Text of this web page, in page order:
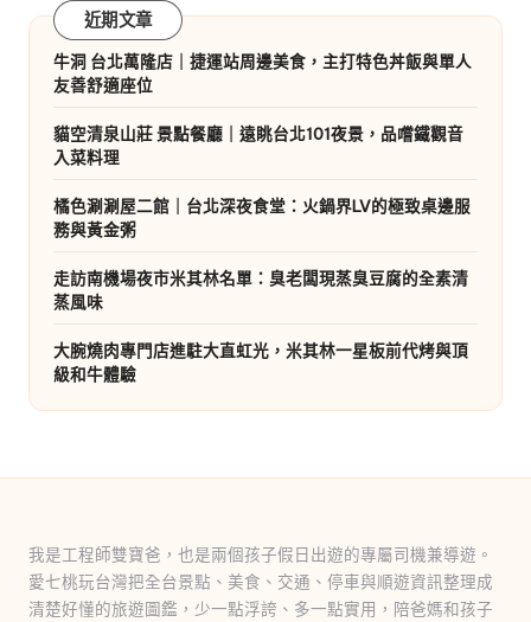
近期文章
牛洞 台北萬隆店｜捷運站周邊美食，主打特色丼飯與單人
友善舒適座位
貓空清泉山莊 景點餐廳｜遠眺台北101夜景，品嚐鐵觀音
入菜料理
橘色涮涮屋二館｜台北深夜食堂：火鍋界LV的極致桌邊服
務與黃金粥
走訪南機場夜市米其林名單：臭老闆現蒸臭豆腐的全素清
蒸風味
大腕燒肉專門店進駐大直虹光，米其林一星板前代烤與頂
級和牛體驗
我是工程師雙寶爸，也是兩個孩子假日出遊的專屬司機兼導遊。
愛七桃玩台灣把全台景點、美食、交通、停車與順遊資訊整理成
清楚好懂的旅遊圖鑑，少一點浮誇、多一點實用，陪爸媽和孩子